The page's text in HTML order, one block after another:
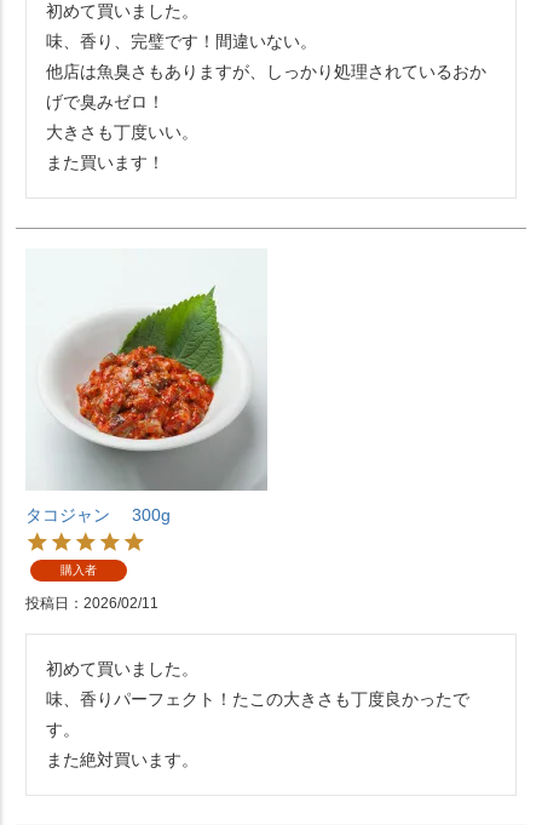
初めて買いました。
味、香り、完璧です！間違いない。
他店は魚臭さもありますが、しっかり処理されているおか
げで臭みゼロ！
大きさも丁度いい。
また買います！
タコジャン 300g
購入者
投稿日 2026/02/11
初めて買いました。
味、香りパーフェクト！たこの大きさも丁度良かったで
す。